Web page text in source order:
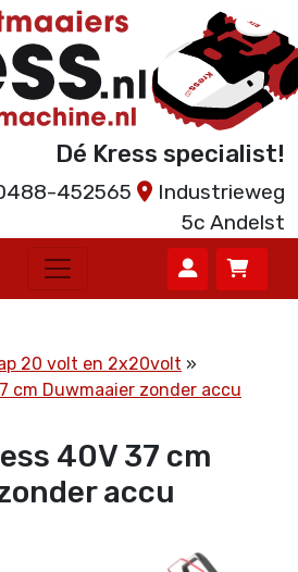
Dé Kress specialist!
452565
Industrieweg
5c Andelst
20 volt en 2x20volt
cm Duwmaaier zonder accu
40V 37 cm
accu